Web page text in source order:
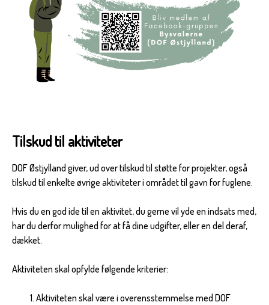
Tilskud til aktiviteter
DOF Østjylland giver, ud over tilskud til støtte for projekter, også
tilskud til enkelte øvrige aktiviteter i området til gavn for fuglene.
Hvis du en god ide til en aktivitet, du gerne vil yde en indsats med,
har du derfor mulighed for at få dine udgifter, eller en del deraf,
dækket.
Aktiviteten skal opfylde følgende kriterier:
Aktiviteten skal være i overensstemmelse med DOF